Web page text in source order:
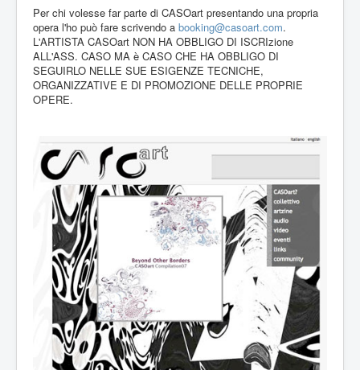
Per chi volesse far parte di CASOart presentando una propria
opera l'ho può fare scrivendo a booking@casoart.com.
L'ARTISTA CASOart NON HA OBBLIGO DI ISCRIzione
ALL'ASS. CASO MA è CASO CHE HA OBBLIGO DI
SEGUIRLO NELLE SUE ESIGENZE TECNICHE,
ORGANIZZATIVE E DI PROMOZIONE DELLE PROPRIE
OPERE.